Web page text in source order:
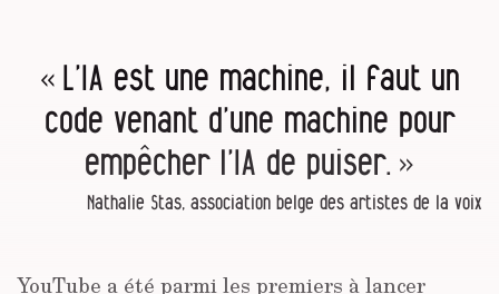
« L’IA est une machine, il faut un
code venant d’une machine pour
empêcher l’IA de puiser. »
Nathalie Stas, association belge des artistes de la voix
YouTube a été parmi les premiers à lancer